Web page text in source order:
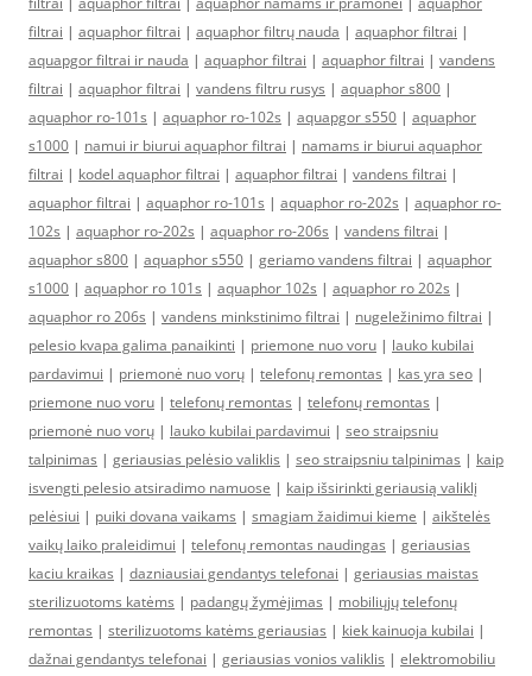
filtrai | aquaphor filtrai | aquaphor filtrų nauda | aquaphor filtrai |
aquapgor filtrai ir nauda | aquaphor filtrai | aquaphor filtrai | vandens
filtrai | aquaphor filtrai | vandens filtru rusys | aquaphor s800 |
aquaphor ro-101s | aquaphor ro-102s | aquapgor s550 | aquaphor
s1000 | namui ir biurui aquaphor filtrai | namams ir biurui aquaphor
filtrai | kodel aquaphor filtrai | aquaphor filtrai | vandens filtrai |
aquaphor filtrai | aquaphor ro-101s | aquaphor ro-202s | aquaphor ro-
102s | aquaphor ro-202s | aquaphor ro-206s | vandens filtrai |
aquaphor s800 | aquaphor s550 | geriamo vandens filtrai | aquaphor
s1000 | aquaphor ro 101s | aquaphor 102s | aquaphor ro 202s |
aquaphor ro 206s | vandens minkstinimo filtrai | nugeležinimo filtrai |
pelesio kvapa galima panaikinti | priemone nuo voru | lauko kubilai
pardavimui | priemonė nuo vorų | telefonų remontas | kas yra seo |
priemone nuo voru | telefonų remontas | telefonų remontas |
priemonė nuo vorų | lauko kubilai pardavimui | seo straipsniu
talpinimas | geriausias pelėsio valiklis | seo straipsniu talpinimas | kaip
isvengti pelesio atsiradimo namuose | kaip išsirinkti geriausią valiklį
pelėsiui | puiki dovana vaikams | smagiam žaidimui kieme | aikštelės
vaikų laiko praleidimui | telefonų remontas naudingas | geriausias
kaciu kraikas | dazniausiai gendantys telefonai | geriausias maistas
sterilizuotoms katėms | padangų žymėjimas | mobiliųjų telefonų
remontas | sterilizuotoms katėms geriausias | kiek kainuoja kubilai |
dažnai gendantys telefonai | geriausias vonios valiklis | elektromobiliu